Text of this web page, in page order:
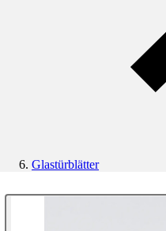
Glastürblätter